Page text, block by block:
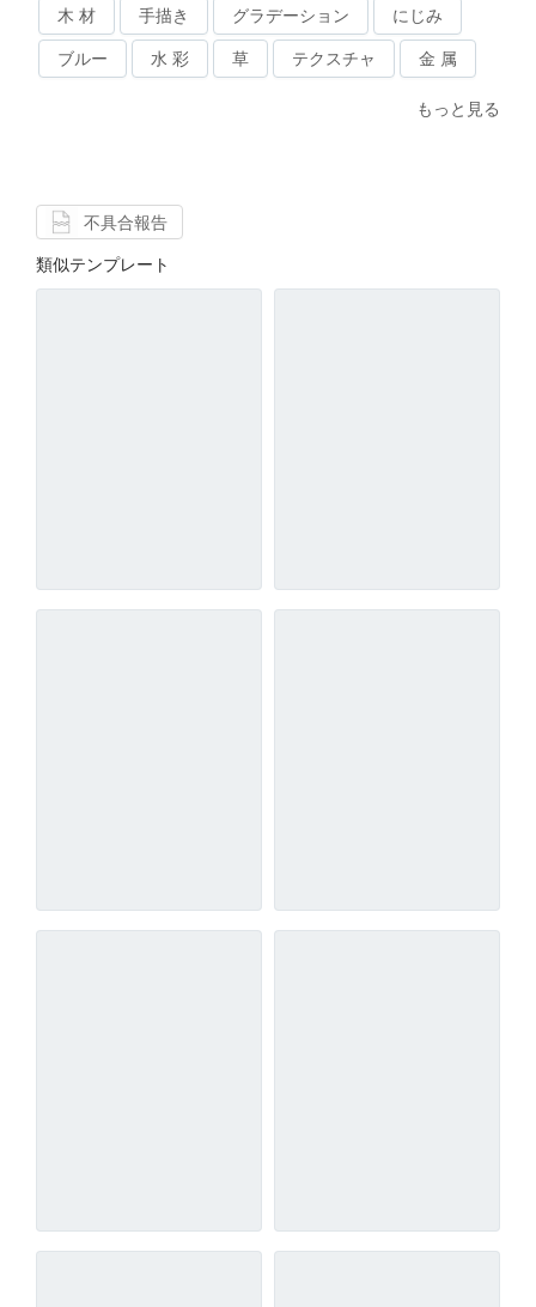
木 材 手描き グラデーション にじみ
ブルー 水 彩 草 テクスチャ 金 属
もっと見る
不具合報告
類似テンプレート